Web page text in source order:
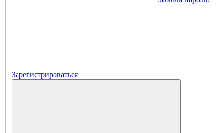
Зарегистрироваться